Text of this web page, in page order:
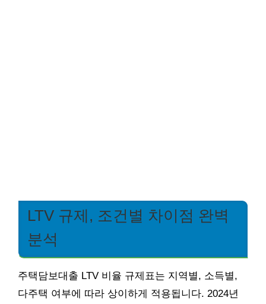
LTV 규제, 조건별 차이점 완벽
분석
주택담보대출 LTV 비율 규제표는 지역별, 소득별,
다주택 여부에 따라 상이하게 적용됩니다. 2024년